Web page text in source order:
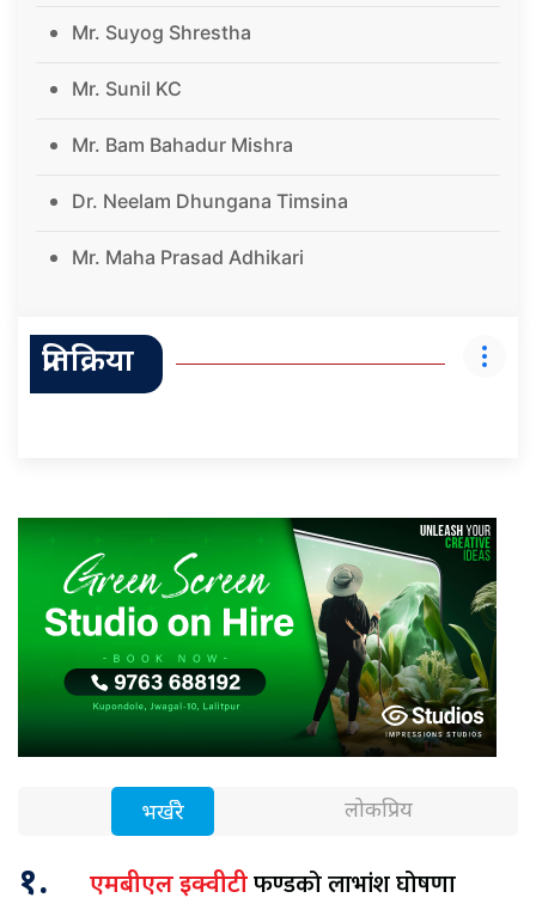
Mr. Suyog Shrestha
Mr. Sunil KC
Mr. Bam Bahadur Mishra
Dr. Neelam Dhungana Timsina
Mr. Maha Prasad Adhikari
प्रतिक्रिया
भर्खरै लोकप्रिय
१. एमबीएल इक्वीटीफण्डको लाभांश घोषणा